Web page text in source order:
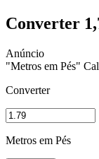
Converter
"Metros em Pés"
Converter
Metros em Pés